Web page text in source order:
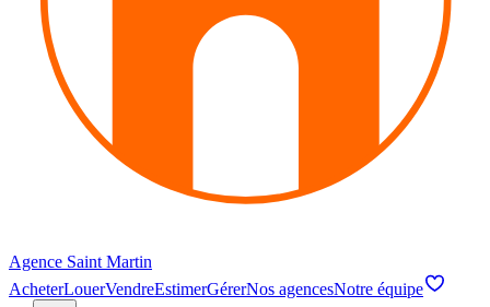
Agence Saint Martin
AcheterLouerVendreEstimerGérerNos agencesNotre équipe